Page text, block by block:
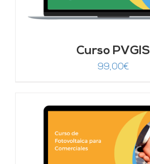
Curso PVGIS
99,00€